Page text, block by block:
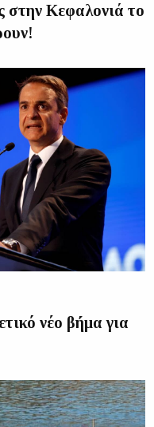
στην Κεφαλονιά το
νέο βήμα για